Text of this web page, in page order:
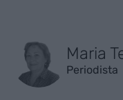
Maria
Periodista